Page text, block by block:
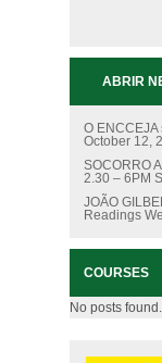
ABRIR
O
October 12,
SOCORRO
2.30 – 6PM
JOÃO
Readings
COURSES
No posts found.